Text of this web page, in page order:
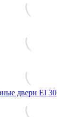
двери EI 30